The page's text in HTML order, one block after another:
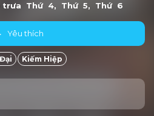
trưa Thứ 4, Thứ 5, Thứ 6
Yêu thích
Kiếm Hiệp